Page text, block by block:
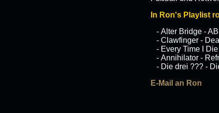
In Ron's Playlist
- Alter Bridge - AB
- Clawfinger -
- Every Time I
- Annihilator -
- Die drei ??? -
E-Mail an Ron